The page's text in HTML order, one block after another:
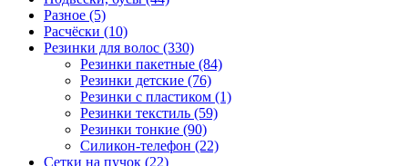
Разное (5)
Расчёски (10)
Резинки для волос (330)
Резинки пакетные (84)
Резинки детские (76)
Резинки с пластиком (1)
Резинки текстиль (59)
Резинки тонкие (90)
Силикон-телефон (22)
Сетки на пучок (22)